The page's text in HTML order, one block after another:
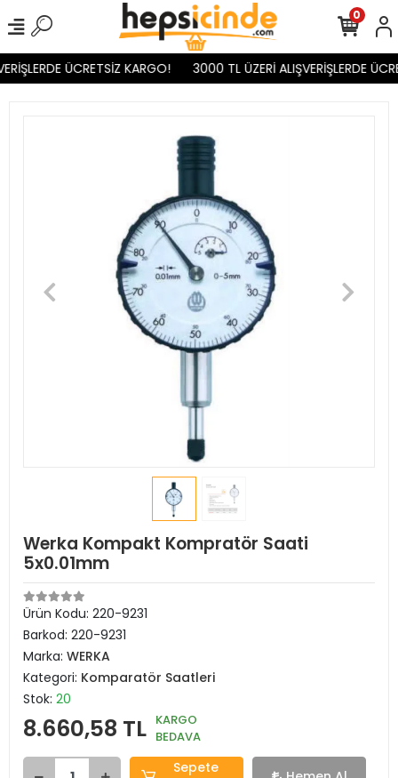
ÜCRETSİZ KARGO! 3000 TL ÜZERİ ALIŞVERİŞLERDE
0
Werka Kompakt Kompratör Saati
5x0.01mm
Ürün Kodu: 220-9231
Barkod: 220-9231
Marka: WERKA
Kategori: Komparatör Saatleri
Stok: 20
8.660,58 TL KARGO
BEDAVA
Sepete